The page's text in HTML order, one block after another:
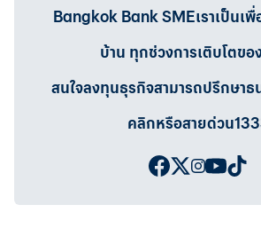
Bangkok Bank SMEเราเป็นเ
บ้าน ทุกช่วงการเติบโตขอ
สนใจลงทุนธุรกิจสามารถปรึกษาธ
คลิกหรือสายด่วน